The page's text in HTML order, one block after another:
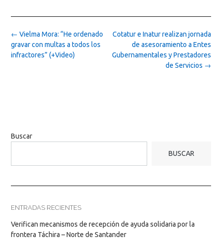
Post
navigation
Cotatur e Inatur realizan jornada
de asesoramiento a Entes
Gubernamentales y Prestadores
de Servicios →
← Vielma Mora: “He ordenado
gravar con multas a todos los
infractores” (+Video)
Buscar
BUSCAR
ENTRADAS RECIENTES
Verifican mecanismos de recepción de ayuda solidaria por la
frontera Táchira – Norte de Santander